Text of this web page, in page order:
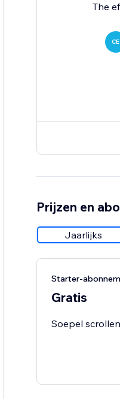
The
CE
Prijzen en
Jaarlijks
Starter-
Gratis
Soepel